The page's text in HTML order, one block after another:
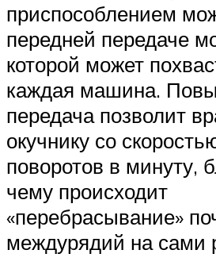
приспособлением
передней передаче
которой может
каждая машина.
передача позволит
окучнику со
поворотов в минуту,
чему происходит
«перебрасывание»
междурядий на сами